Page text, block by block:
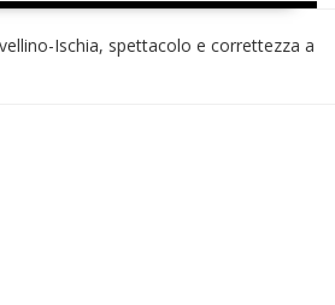
Ischia, spettacolo e correttezza a